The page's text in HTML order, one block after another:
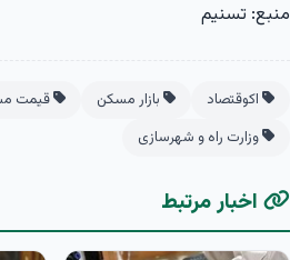
منبع: تسنیم
اکوقتصاد بازار مسکن قیمت
وزارت راه و شهرسازی
اخبار مرتبط